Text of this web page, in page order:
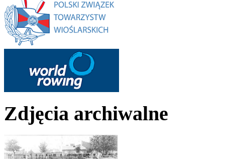
Zdjęcia archiwalne